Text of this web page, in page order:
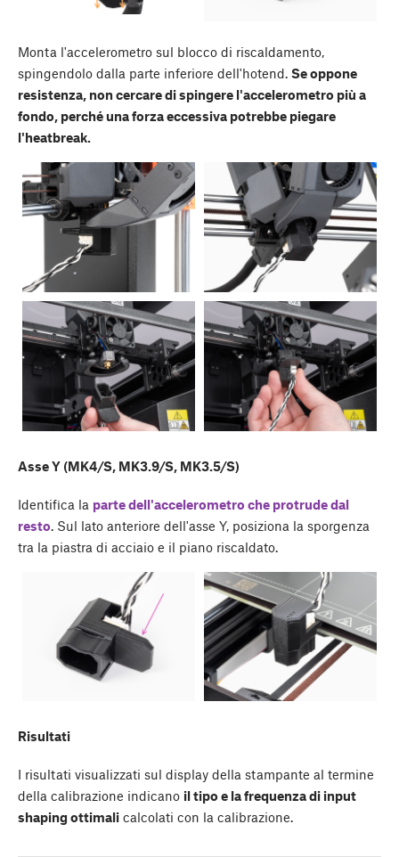
Monta l'accelerometro sul blocco di riscaldamento,
spingendolo dalla parte inferiore dell'hotend. Se oppone
resistenza, non cercare di spingere l'accelerometro più a
fondo, perché una forza eccessiva potrebbe piegare
l'heatbreak.
Asse Y (MK4/S, MK3.9/S, MK3.5/S)
Identifica la parte dell'accelerometro che protrude dal
resto. Sul lato anteriore dell'asse Y, posiziona la sporgenza
tra la piastra di acciaio e il piano riscaldato.
Risultati
I risultati visualizzati sul display della stampante al termine
della calibrazione indicano il tipo e la frequenza di input
shaping ottimali calcolati con la calibrazione.